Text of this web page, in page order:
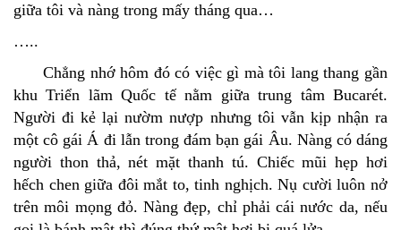
giữa tôi và nàng trong mấy tháng qua…
…..
Chẳng nhớ hôm đó có việc gì mà tôi lang thang gần
khu Triển lãm Quốc tế nằm giữa trung tâm Bucarét.
Người đi kẻ lại nườm nượp nhưng tôi vẫn kịp nhận ra
một cô gái Á đi lẫn trong đám bạn gái Âu. Nàng có dáng
người thon thả, nét mặt thanh tú. Chiếc mũi hẹp hơi
hếch chen giữa đôi mắt to, tinh nghịch. Nụ cười luôn nở
trên môi mọng đỏ. Nàng đẹp, chỉ phải cái nước da, nếu